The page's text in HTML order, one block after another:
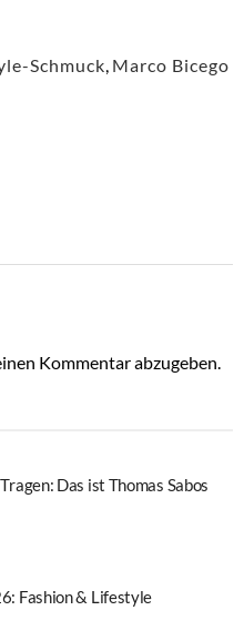
Schmuck Marco Bicego
Kommentar abzugeben.
Das ist Thomas Sabos
Fashion & Lifestyle